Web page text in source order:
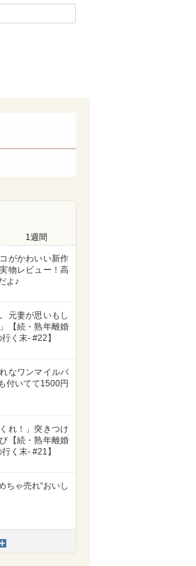
1週間
がかわいい新作
物レビュー！高
よ♪
元妻が思いもし
【続・熟年離婚
く末- #22】
なワンマイルバ
付いてて1500円
れ！」突きつけ
【続・熟年離婚
く末- #21】
ちゃ売れ“おいし